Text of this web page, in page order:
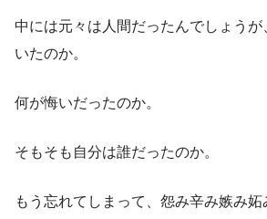
中には元々は人間だったんでしょう
いたのか。
何が悔いだったのか。
そもそも自分は誰だったのか。
もう忘れてしまって、怨み辛み嫉み